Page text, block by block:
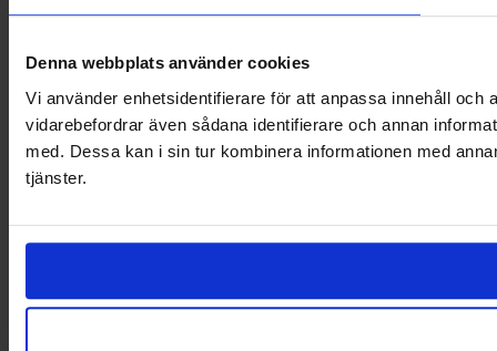
Denna webbplats använder cookies
Vi använder enhetsidentifierare för att anpassa innehåll
vidarebefordrar även sådana identifierare och annan
med. Dessa kan i sin tur kombinera informationen med
tjänster.